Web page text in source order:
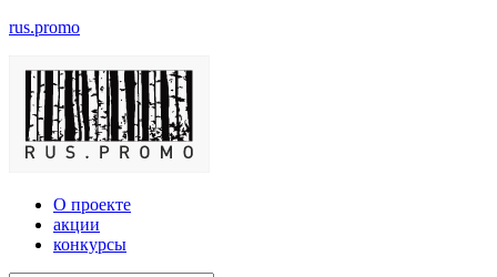
rus.promo
О проекте
акции
конкурсы